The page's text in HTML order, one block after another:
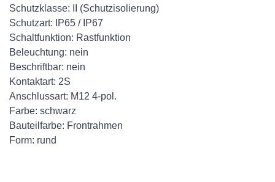
Schutzklasse: II (Schutzisolierung)
Schutzart: IP65 / IP67
Schaltfunktion: Rastfunktion
Beleuchtung: nein
Beschriftbar: nein
Kontaktart: 2S
Anschlussart: M12 4-pol.
Farbe: schwarz
Bauteilfarbe: Frontrahmen
Form: rund